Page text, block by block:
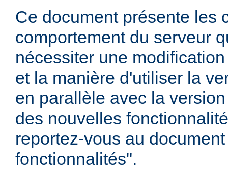
Ce document présente les
comportement du serveur
nécessiter une
et la manière d'utiliser la
en parallèle avec la
des nouvelles
reportez-vous au
fonctionnalités".